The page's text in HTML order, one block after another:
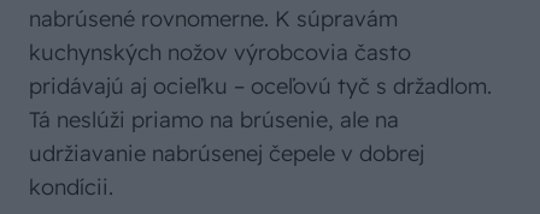
nabrúsené rovnomerne. K súpravám
kuchynských nožov výrobcovia často
pridávajú aj ocieľku – oceľovú tyč s držadlom.
Tá neslúži priamo na brúsenie, ale na
udržiavanie nabrúsenej čepele v dobrej
kondícii.